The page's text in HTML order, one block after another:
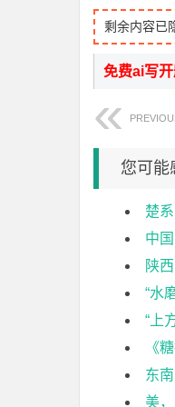
剩余内容已
免费ai写
您可能
楚
中
陕
“水
“上
《
东
美